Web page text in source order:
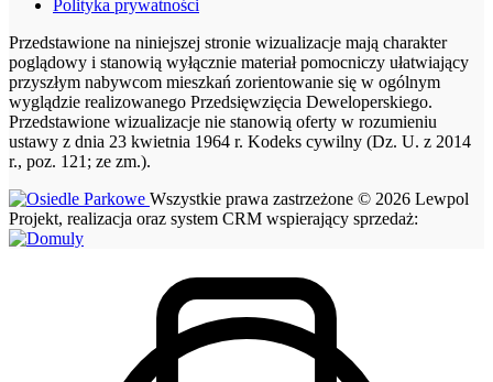
Polityka prywatności
Przedstawione na niniejszej stronie wizualizacje mają charakter
poglądowy i stanowią wyłącznie materiał pomocniczy ułatwiający
przyszłym nabywcom mieszkań zorientowanie się w ogólnym
wyglądzie realizowanego Przedsięwzięcia Deweloperskiego.
Przedstawione wizualizacje nie stanowią oferty w rozumieniu
ustawy z dnia 23 kwietnia 1964 r. Kodeks cywilny (Dz. U. z 2014
r., poz. 121; ze zm.).
Wszystkie prawa zastrzeżone © 2026 Lewpol
Projekt, realizacja oraz system CRM wspierający sprzedaż: